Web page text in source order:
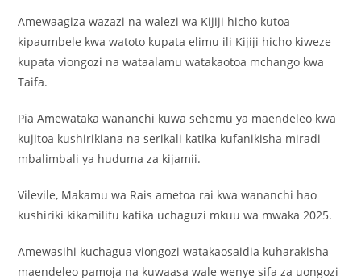
Amewaagiza wazazi na walezi wa Kijiji hicho kutoa
kipaumbele kwa watoto kupata elimu ili Kijiji hicho kiweze
kupata viongozi na wataalamu watakaotoa mchango kwa
Taifa.
Pia Amewataka wananchi kuwa sehemu ya maendeleo kwa
kujitoa kushirikiana na serikali katika kufanikisha miradi
mbalimbali ya huduma za kijamii.
Vilevile, Makamu wa Rais ametoa rai kwa wananchi hao
kushiriki kikamilifu katika uchaguzi mkuu wa mwaka 2025.
Amewasihi kuchagua viongozi watakaosaidia kuharakisha
maendeleo pamoja na kuwaasa wale wenye sifa za uongozi